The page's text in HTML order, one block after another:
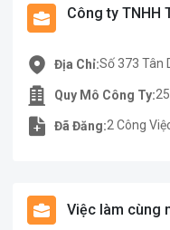
Công ty TNHH
Địa Chỉ:Số 373 Tân
Quy Mô Công Ty:
Đã Đăng:2 Công
Việc làm cùng